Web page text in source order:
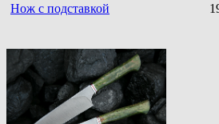
Нож с подставкой